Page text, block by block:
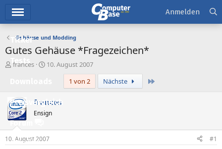
Ticker
Tests
Preisvergleich
Forum
Aktuelles
Anmelden
Gehäuse und Modding
Gutes Gehäuse *Fragezeichen*
E
e
l
l
e
frances
E
e
l
a
m
10. August 2007
1 von 2
Nächste
frances
Ensign
10. August 2007 #1